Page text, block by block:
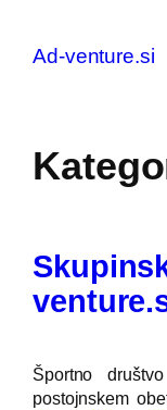
vsebino
Ad-venture.si
Športno
postojnskem